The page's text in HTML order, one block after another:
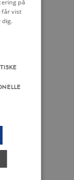
på
får vist
dig.